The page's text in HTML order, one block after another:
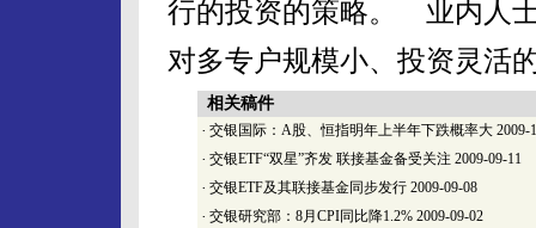
行的投资的策略。 业内人
对多专户规模小、投资灵活
相关稿件
· 交银国际：A股、恒指明年上半年下跌概率大 2009-
· 交银ETF“双星”齐发 联接基金备受关注 2009-09-11
· 交银ETF及其联接基金同步发行 2009-09-08
· 交银研究部：8月CPI同比降1.2% 2009-09-02